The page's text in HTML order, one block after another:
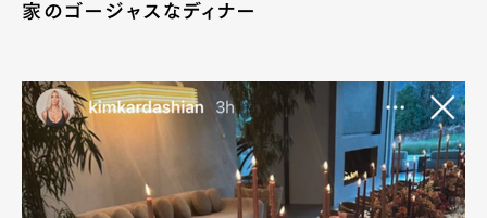
家のゴージャスなディナー